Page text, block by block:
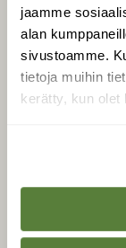
jaamme
alan
sivustoamme.
tietoja muihin
kerätty, kun olet